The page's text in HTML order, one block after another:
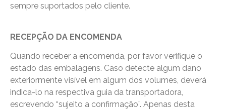
sempre suportados pelo cliente.
RECEPÇÃO DA ENCOMENDA
Quando receber a encomenda, por favor verifique o
estado das embalagens. Caso detecte algum dano
exteriormente visível em algum dos volumes, deverá
indica-lo na respectiva guia da transportadora,
escrevendo “sujeito a confirmação”. Apenas desta